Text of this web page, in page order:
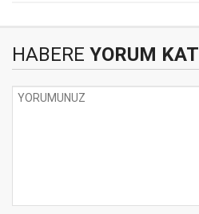
HABERE YORUM KAT